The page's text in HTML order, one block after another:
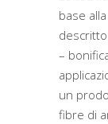
base
–
un
fibre di